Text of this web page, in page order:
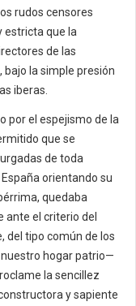
rudos censores
estricta que la
de las
la simple presión
iberas.
por el espejismo de la
que se
de toda
orientando su
quedaba
ante el criterio del
del tipo común de los
hogar patrio—
la sencillez
y sapiente